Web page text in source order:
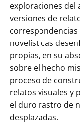
exploraciones
versiones de
novelísticas
propias, en su
sobre el hecho
proceso de
relatos visuales y
el duro rastro de
desplazadas.